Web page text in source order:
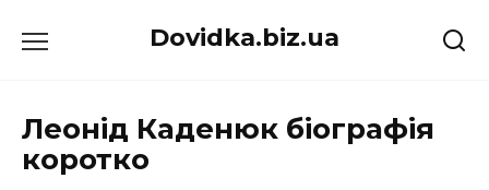
до
Dovidka.biz.ua
Леонід Каденюк біографія
коротко